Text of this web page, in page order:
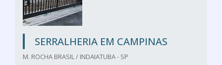
SERRALHERIA EM CAMPINAS
M. ROCHA BRASIL / INDAIATUBA - SP